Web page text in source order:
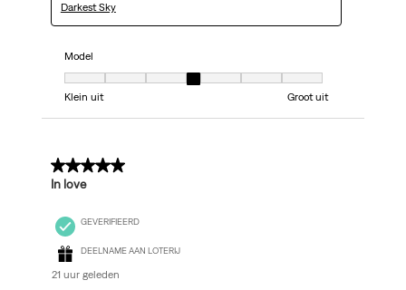
Darkest Sky
Model
Model, 4 van 7, waarbij 1 gelijk is aan Klein uit en 7 gelijk is aan Groot uit
Klein uit
Groot uit
5 van 5 sterren.
In love
GEVERIFIEERD
DEELNAME AAN LOTERIJ
21 uur geleden